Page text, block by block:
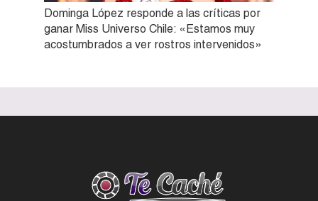
Dominga López responde a las críticas por
ganar Miss Universo Chile: «Estamos muy
acostumbrados a ver rostros intervenidos»